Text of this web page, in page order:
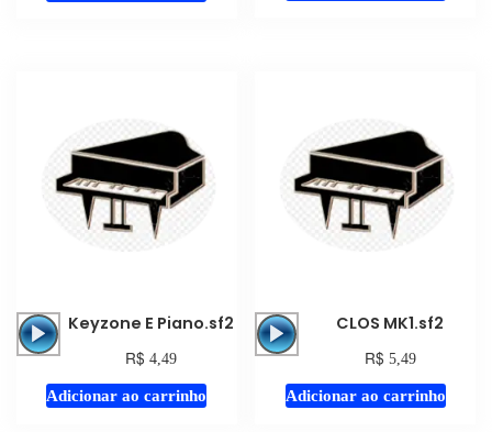
Tocador
áudio
Keyzone E Piano.sf2
R$ 4,49
Adicionar ao carrinho
Tocador
áudio
CLOS MK1.sf2
R$ 5,49
Adicionar ao carrinho